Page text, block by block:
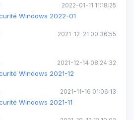
2022-01-11 11:18:25
Windows 2022-01
2021-12-21 00:36:55
2021-12-14 08:24:32
Windows 2021-12
2021-11-16 01:06:13
Windows 2021-11